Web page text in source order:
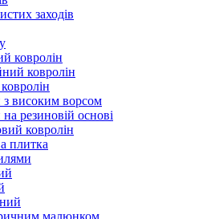
заходів
ковролін
ковролін
з високим ворсом
резиновій основі
ковролін
плитка